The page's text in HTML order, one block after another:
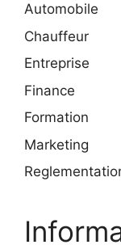
Automobile
Chauffeur
Entreprise
Finance
Formation
Marketing